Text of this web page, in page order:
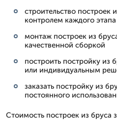
строительство построек
контролем каждого этапа
монтаж построек из
качественной сборкой
построить постройку
или индивидуальным
заказать постройку из
постоянного
Стоимость построек из бруса